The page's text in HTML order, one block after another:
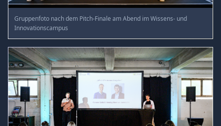
Gruppenfoto nach dem Pitch-Finale am Abend im Wissens- und
Innovationscampus